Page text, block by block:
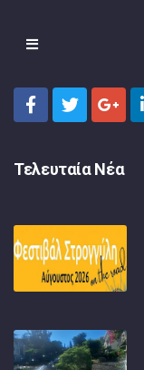
Τελευταία Νέα